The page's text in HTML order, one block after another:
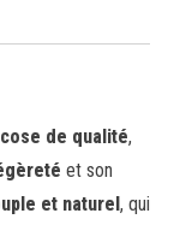
de qualité,
et son
et naturel , qui